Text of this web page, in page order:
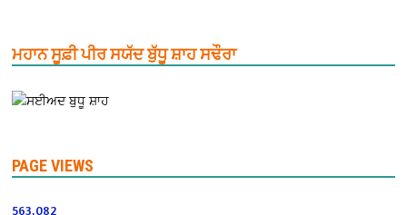
ਮਹਾਨ ਸੂਫ਼ੀ ਪੀਰ ਸਯੱਦ ਬੁੱਧੂ ਸ਼ਾਹ ਸਢੌਰਾ
PAGE VIEWS
563,082